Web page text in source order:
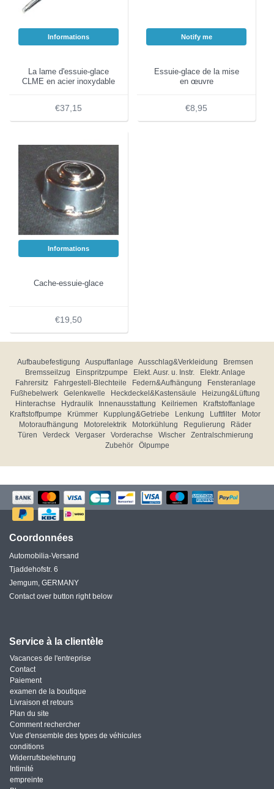
Informations
La lame d'essuie-glace
CLME en acier inoxydable
€37,15
Notify me
Essuie-glace de la mise
en œuvre
€8,95
Informations
Cache-essuie-glace
€19,50
Aufbaubefestigung Auspuffanlage Ausschlag&Verkleidung
Bremsen
Bremsseilzug
Einspritzpumpe Elekt. Ausr. u. Instr.
Elektr. Anlage
Fahrersitz
Fahrgestell-Blechteile Federn&Aufhängung
Fensteranlage
Fußhebelwerk
Gelenkwelle Heckdeckel&Kastensäule
Heizung&Lüftung
Hinterachse
Hydraulik Innenausstattung Keilriemen
Kraftstoffanlage
Kraftstoffpumpe
Krümmer Kupplung&Getriebe Lenkung Luftfilter
Motor
Motoraufhängung
Motorelektrik Motorkühlung Regulierung
Räder
Türen
Verdeck Vergaser Vorderachse Wischer
Zentralschmierung
Zubehör
Ölpumpe
Coordonnées
Automobilia-Versand
Tjaddehofstr. 6
Jemgum, GERMANY
Contact over button right below
Service à la clientèle
Vacances de l'entreprise
Contact
Paiement
examen de la boutique
Livraison et retours
Plan du site
Comment rechercher
Vue d'ensemble des types de véhicules
conditions
Widerrufsbelehrung
Intimité
empreinte